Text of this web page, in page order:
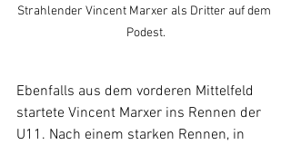
Strahlender Vincent Marxer als Dritter auf dem
Podest.
Ebenfalls aus dem vorderen Mittelfeld
startete Vincent Marxer ins Rennen der
U11. Nach einem starken Rennen, in